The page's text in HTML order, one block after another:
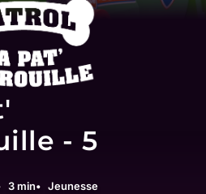
- 5
3 min Jeunesse